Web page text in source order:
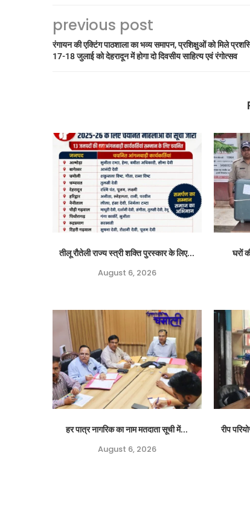
previous post
रंगायन की एक्टिंग पाठशाला का भव्य समापन, प्रशिक्षुओं को मिले
17-18 जुलाई को देहरादून में होगा दो दिवसीय साहित्य एवं रंगोत्सव
तीलू रौतेली राज्य स्त्री शक्ति पुरस्कार के लिए...
August 6, 2026
घरों
हर पात्र नागरिक का नाम मतदाता सूची में...
August 6, 2026
रीप